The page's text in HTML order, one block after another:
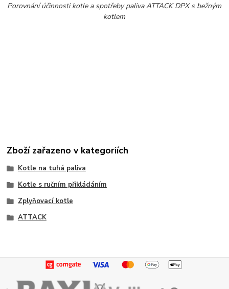
Porovnání účinnosti kotle a spotřeby paliva ATTACK DPX s bežným
kotlem
Zboží zařazeno v kategoriích
Kotle na tuhá paliva
Kotle s ručním přikládáním
Zplyňovací kotle
ATTACK